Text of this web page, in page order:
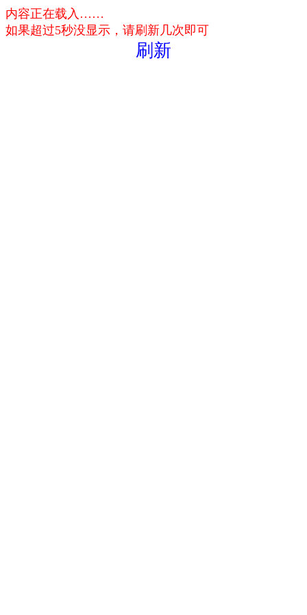
内容正在载入……
如果超过5秒没显示，请刷新几次即可
刷新